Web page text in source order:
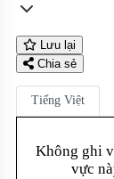
Lưu lại
Chia sẻ
Tiếng Việt
Không ghi
vực